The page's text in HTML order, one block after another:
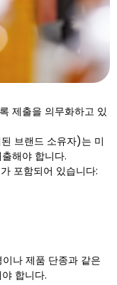
제출을 의무화하고 있
브랜드 소유자)는 미
해야 합니다.
포함되어 있습니다:
나 제품 단종과 같은
합니다.